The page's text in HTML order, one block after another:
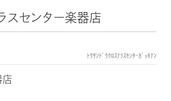
スセンター楽器店
ﾄｳｻﾝﾄﾞｳｸﾛｽﾃﾗｽｾﾝﾀｰｶﾞｯｷﾃﾝ
店